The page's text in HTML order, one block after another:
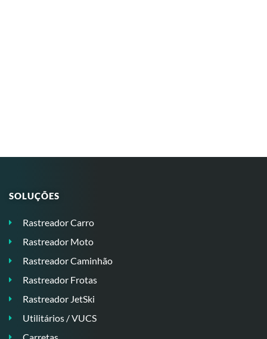
SOLUÇÕES
Rastreador Carro
Rastreador Moto
Rastreador Caminhão
Rastreador Frotas
Rastreador JetSki
Utilitários / VUCS